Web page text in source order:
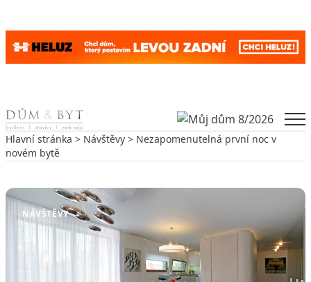
Skip to content
Hlavní stránka > Návštěvy > Nezapomenutelná první noc v
novém bytě
NÁVŠTĚVY